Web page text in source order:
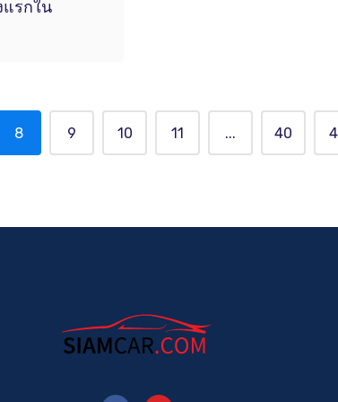
แรกใน
8 9 10 11 ... 40